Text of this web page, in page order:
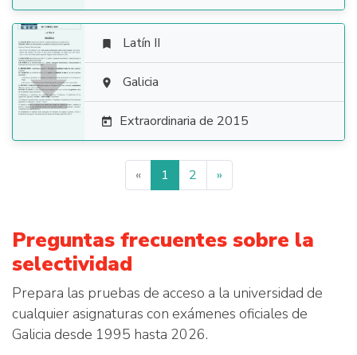

 Latín II
 Galicia
 Extraordinaria de 2015
« 1 2 »
Preguntas frecuentes sobre la
selectividad
Prepara las pruebas de acceso a la universidad de
cualquier asignaturas con exámenes oficiales de
Galicia desde 1995 hasta 2026.